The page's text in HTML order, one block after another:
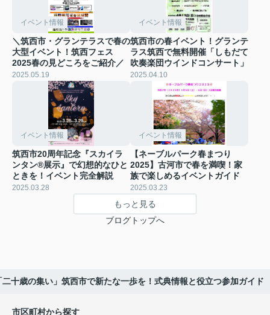
イベント情報
＼筑西市・グランテラスで春の
大型イベント！筑西フェス
2025春の見どころをご紹介／
2025.05.19
イベント情報
筑西市の春イベント！グランテ
ラス筑西で無料開催「しもだて
吹奏楽団ウインドコンサート」
2025.04.10
イベント情報
筑西市20周年記念『スカイラ
ンタン®展示』で幻想的なひと
ときを！イベント完全解説
2025.03.28
イベント情報
【ネーブルパーク春まつり
2025】古河市で春を満喫！家
族で楽しめるイベントガイド
2025.03.23
もっと見る
ブログトップへ
十歳の集い」筑西市で新たな一歩を！式典情報と役立つ参加ガイド
市区町村から探す